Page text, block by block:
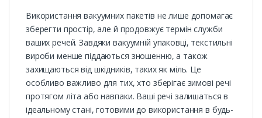
Використання вакуумних пакетів не лише допомагає
зберегти простір, але й продовжує термін служби
ваших речей. Завдяки вакуумній упаковці, текстильні
вироби менше піддаються зношенню, а також
захищаються від шкідників, таких як міль. Це
особливо важливо для тих, хто зберігає зимові речі
протягом літа або навпаки. Ваші речі залишаться в
ідеальному стані, готовими до використання в будь-